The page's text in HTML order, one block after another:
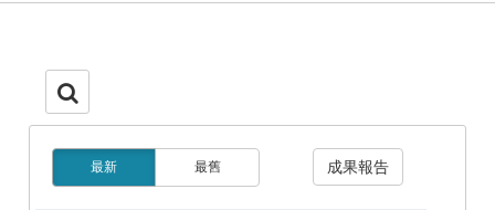
最新 最舊 成果報告